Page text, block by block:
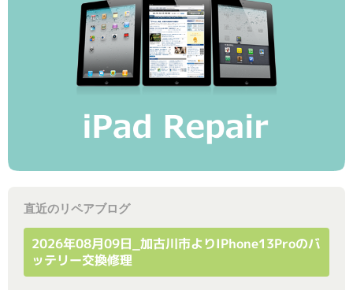
直近のリペアブログ
2026年08月09日_加古川市よりiPhone13Proのバ
ッテリー交換修理